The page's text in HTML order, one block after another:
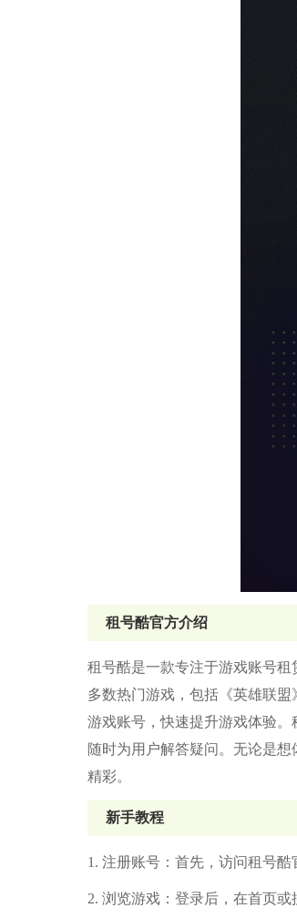
租号酷官方介绍
租号酷是一款专注于游戏账号
多数热门游戏，包括《英雄联
游戏账号，快速提升游戏体验。
随时为用户解答疑问。无论是
精彩。
新手教程
1. 注册账号：首先，访问租号
2. 浏览游戏：登录后，在首页